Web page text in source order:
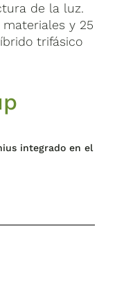
de la luz.
y 25
trifásico
integrado en el